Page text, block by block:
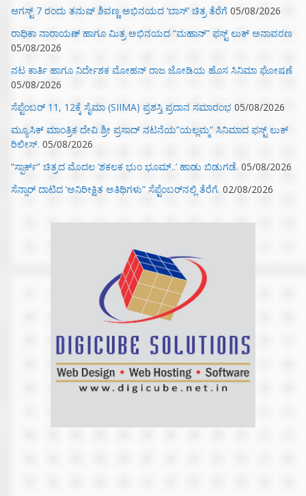
ಆಗಸ್ಟ್ 7 ರಂದು ತನುಷ್ ಶಿವಣ್ಣ ಅಭಿನಯದ ‘ಬಾಸ್’ ಚಿತ್ರ ತೆರೆಗೆ 05/08/2026
ರಾಧಿಕಾ ನಾರಾಯಣ್ ಹಾಗೂ ಮಿತ್ರ ಅಭಿನಯದ “ಮಹಾನ್” ಫಸ್ಟ್ ಲುಕ್ ಅನಾವರಣ
05/08/2026
ನಟ ಕಾರ್ತಿ ಹಾಗೂ ನಿರ್ದೇಶಕ ಮೋಹನ್ ರಾಜ ಜೋಡಿಯ ಹೊಸ ಸಿನಿಮಾ ಘೋಷಣೆ
05/08/2026
ಸೆಪ್ಟೆಂಬರ್ 11, 12ಕ್ಕೆ ಸೈಮಾ (SIIMA) ಪ್ರಶಸ್ತಿ ಪ್ರದಾನ ಸಮಾರಂಭ 05/08/2026
ಮ್ಯೂಸಿಕ್‌ ಮಾಂತ್ರಿಕ ದೇವಿ ಶ್ರೀ ಪ್ರಸಾದ್ ನಟನೆಯ”ಯಲ್ಲಮ್ಮ” ಸಿನಿಮಾದ ಫಸ್ಟ್‌ ಲುಕ್‌
ರಿಲೀಸ್. 05/08/2026
“ಸ್ಪಾರ್ಕ್” ಚಿತ್ರದ ಮೊದಲ‌ ‘ಶಕಲಕ ಭುಂ‌ ಭೂಮ್..’ ಹಾಡು ಬಿಡುಗಡೆ. 05/08/2026
ಸೆನ್ಸಾರ್ ದಾಟಿದ ‘ಅನಿರೀಕ್ಷಿತ ಅತಿಥಿಗಳು” ಸೆಪ್ಟೆಂಬರ್‌ನಲ್ಲಿ ತೆರೆಗೆ. 02/08/2026